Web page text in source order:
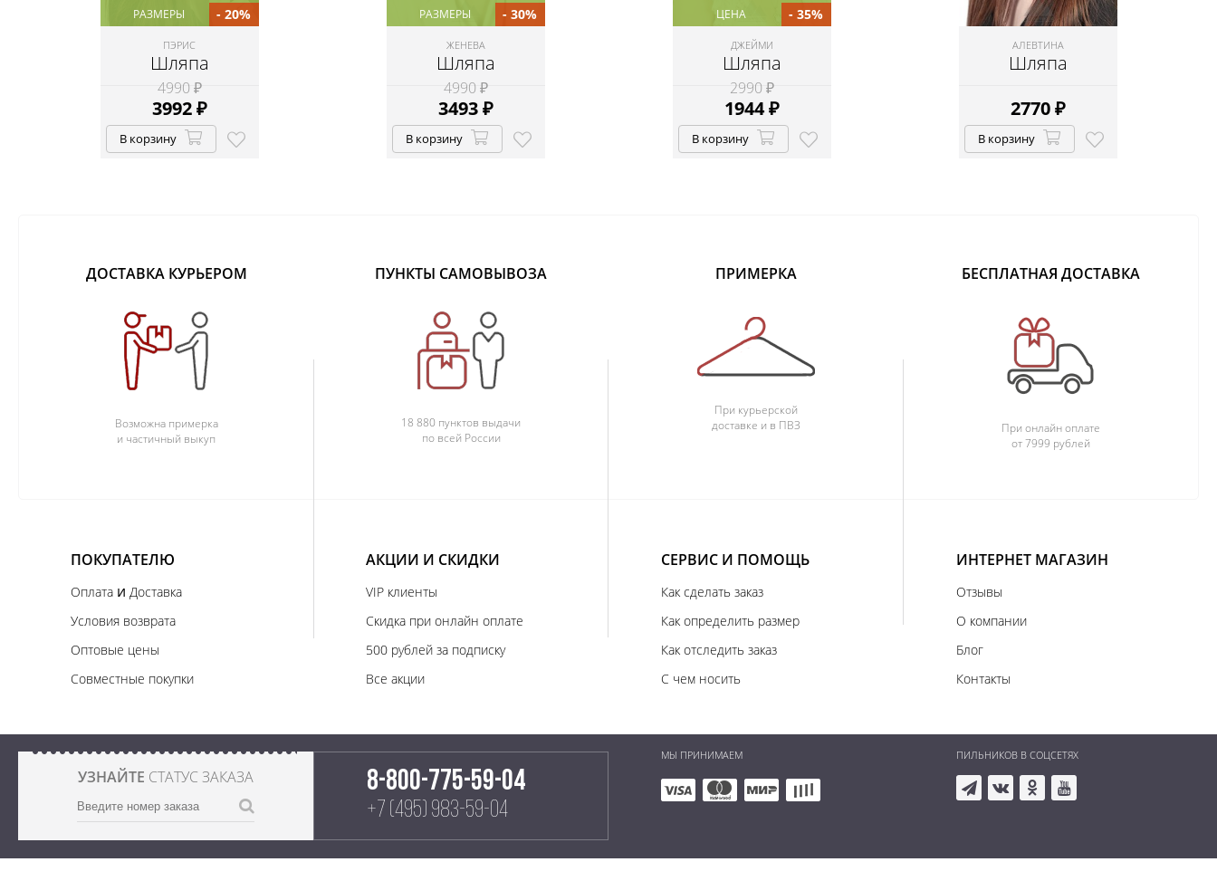
РАЗМЕРЫ
ПЭРИС
Шляпа
4990 ₽
3992₽
- 20%
В корзину
РАЗМЕРЫ
ЖЕНЕВА
Шляпа
4990 ₽
3493₽
- 30%
В корзину
ЦЕНА
ДЖЕЙМИ
Шляпа
2990 ₽
1944₽
- 35%
В корзину
АЛЕВТИНА
Шляпа
2770₽
В корзину
ДОСТАВКА КУРЬЕРОМ
Возможна примерка
и частичный выкуп
ПУНКТЫ САМОВЫВОЗА
18 880 пунктов выдачи
по всей России
ПРИМЕРКА
При курьерской
доставке и в ПВЗ
БЕСПЛАТНАЯ ДОСТАВКА
При онлайн оплате
от 7999 рублей
ПОКУПАТЕЛЮ
Оплата и Доставка
Условия возврата
Оптовые цены
Совместные покупки
АКЦИИ И СКИДКИ
VIP клиенты
Скидка при онлайн оплате
500 рублей за подписку
Все акции
СЕРВИС И ПОМОЩЬ
Как сделать заказ
Как определить размер
Как отследить заказ
С чем носить
ИНТЕРНЕТ МАГАЗИН
Отзывы
О компании
Блог
Контакты
УЗНАЙТЕ СТАТУС ЗАКАЗА 8-800-775-59-04
+7 (495) 983-59-04
МЫ ПРИНИМАЕМ ПИЛЬНИКОВ В СОЦСЕТЯХ